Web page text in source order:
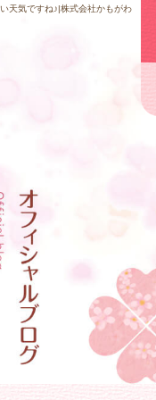
天気ですね♪|株式会社かもがわ